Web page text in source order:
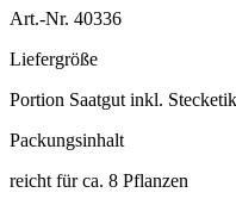
Art.-Nr. 40336
Liefergröße
Portion Saatgut inkl.
Packungsinhalt
reicht für ca. 8 Pflanzen